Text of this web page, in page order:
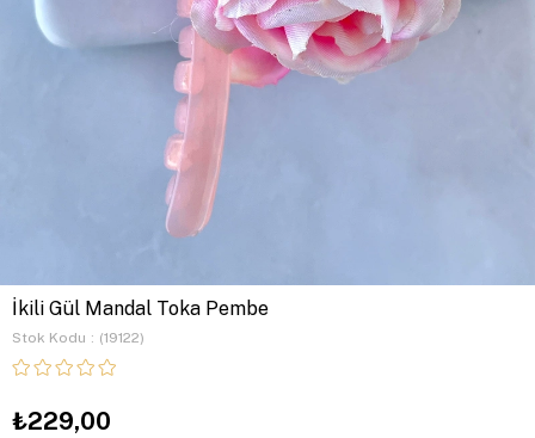
İkili Gül Mandal Toka Pembe
Stok Kodu (19122)
₺229,00